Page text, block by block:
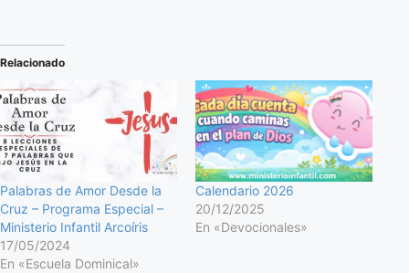
Relacionado
Palabras de Amor Desde la
Cruz – Programa Especial –
Ministerio Infantil Arcoíris
17/05/2024
En «Escuela Dominical»
Calendario 2026
20/12/2025
En «Devocionales»